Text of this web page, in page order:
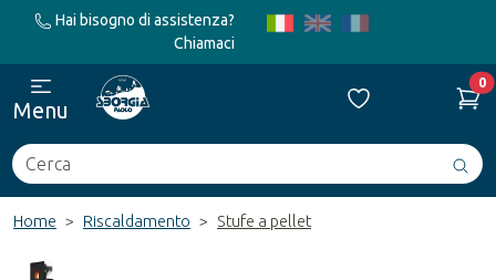
Hai bisogno di assistenza?
Chiamaci
Cerca
0
Menu
Home Riscaldamento Stufe a pellet